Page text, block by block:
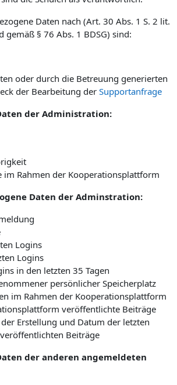
Daten nach (Art. 30 Abs. 1 S. 2 lit.
gemäß § 76 Abs. 1 BDSG) sind:
oder durch die Betreuung generierten
der Bearbeitung der Supportanfrage
der Administration:
im Rahmen der Kooperationsplattform
Daten der Adminstration:
Logins
Logins
in den letzten 35 Tagen
persönlicher Speicherplatz
im Rahmen der Kooperationsplattform
veröffentlichte Beiträge
Erstellung und Datum der letzten
Beiträge
der anderen angemeldeten